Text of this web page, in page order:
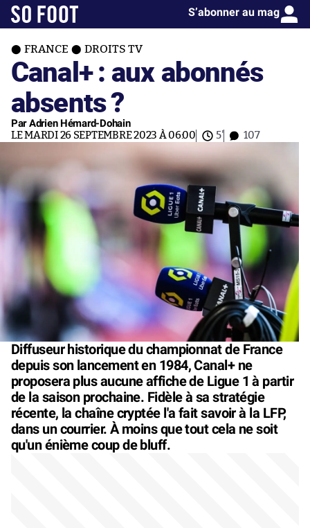
S’abonner au mag
FRANCE DROITS TV
Canal+ : aux abonnés
absents ?
Par Adrien Hémard-Dohain
LE MARDI 26 SEPTEMBRE 2023 À 06:00 5' 107
Diffuseur historique du championnat de France
depuis son lancement en 1984, Canal+ ne
proposera plus aucune affiche de Ligue 1 à partir
de la saison prochaine. Fidèle à sa stratégie
récente, la chaîne cryptée l'a fait savoir à la LFP,
dans un courrier. À moins que tout cela ne soit
qu'un énième coup de bluff.